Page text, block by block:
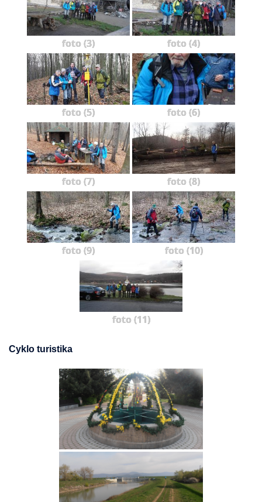
foto (3) foto (4)
foto (5) foto (6)
foto (7) foto (8)
foto (9) foto (10)
foto (11)
Cyklo turistika